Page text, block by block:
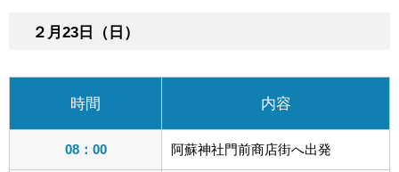
２月23日（日）
時間 内容
08：00 阿蘇神社門前商店街へ出発